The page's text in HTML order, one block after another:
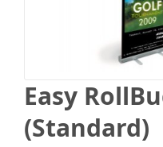
Easy
(Standard)